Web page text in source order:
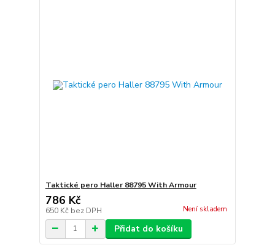
Taktické pero Haller 88795 With Armour
786 Kč
650 Kč bez DPH Není skladem
Přidat do košíku